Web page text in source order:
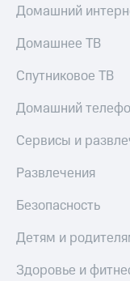
Домашний
Домашнее ТВ
Спутниковое ТВ
Домашний
Сервисы и
Развлечения
Безопасность
Детям и
Здоровье и